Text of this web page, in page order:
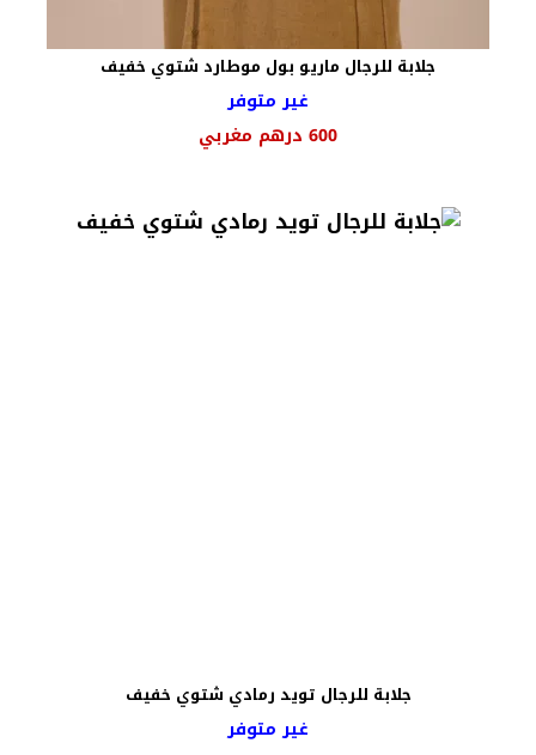
جلابة للرجال ماريو بول موطارد شتوي خفيف
غير متوفر
600 درهم مغربي
جلابة للرجال تويد رمادي شتوي خفيف
غير متوفر